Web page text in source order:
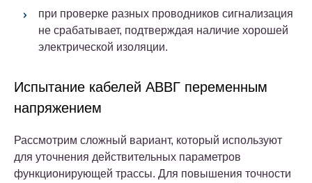
при проверке разных проводников сигнализация
не срабатывает, подтверждая наличие хорошей
электрической изоляции.
Испытание кабелей АВВГ переменным
напряжением
Рассмотрим сложный вариант, который используют
для уточнения действительных параметров
функционирующей трассы. Для повышения точности